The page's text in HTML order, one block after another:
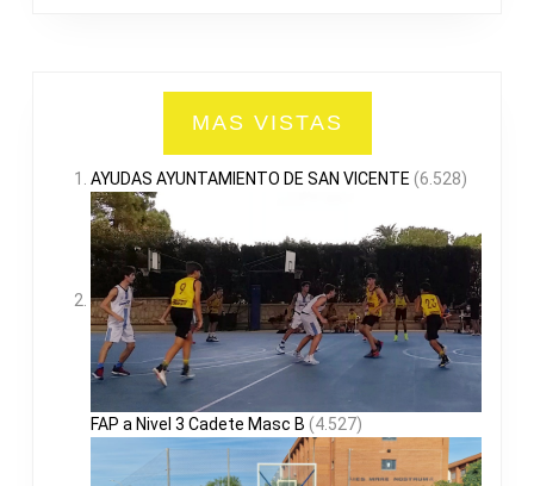
MAS VISTAS
AYUDAS AYUNTAMIENTO DE SAN VICENTE (6.528)
FAP a Nivel 3 Cadete Masc B (4.527)